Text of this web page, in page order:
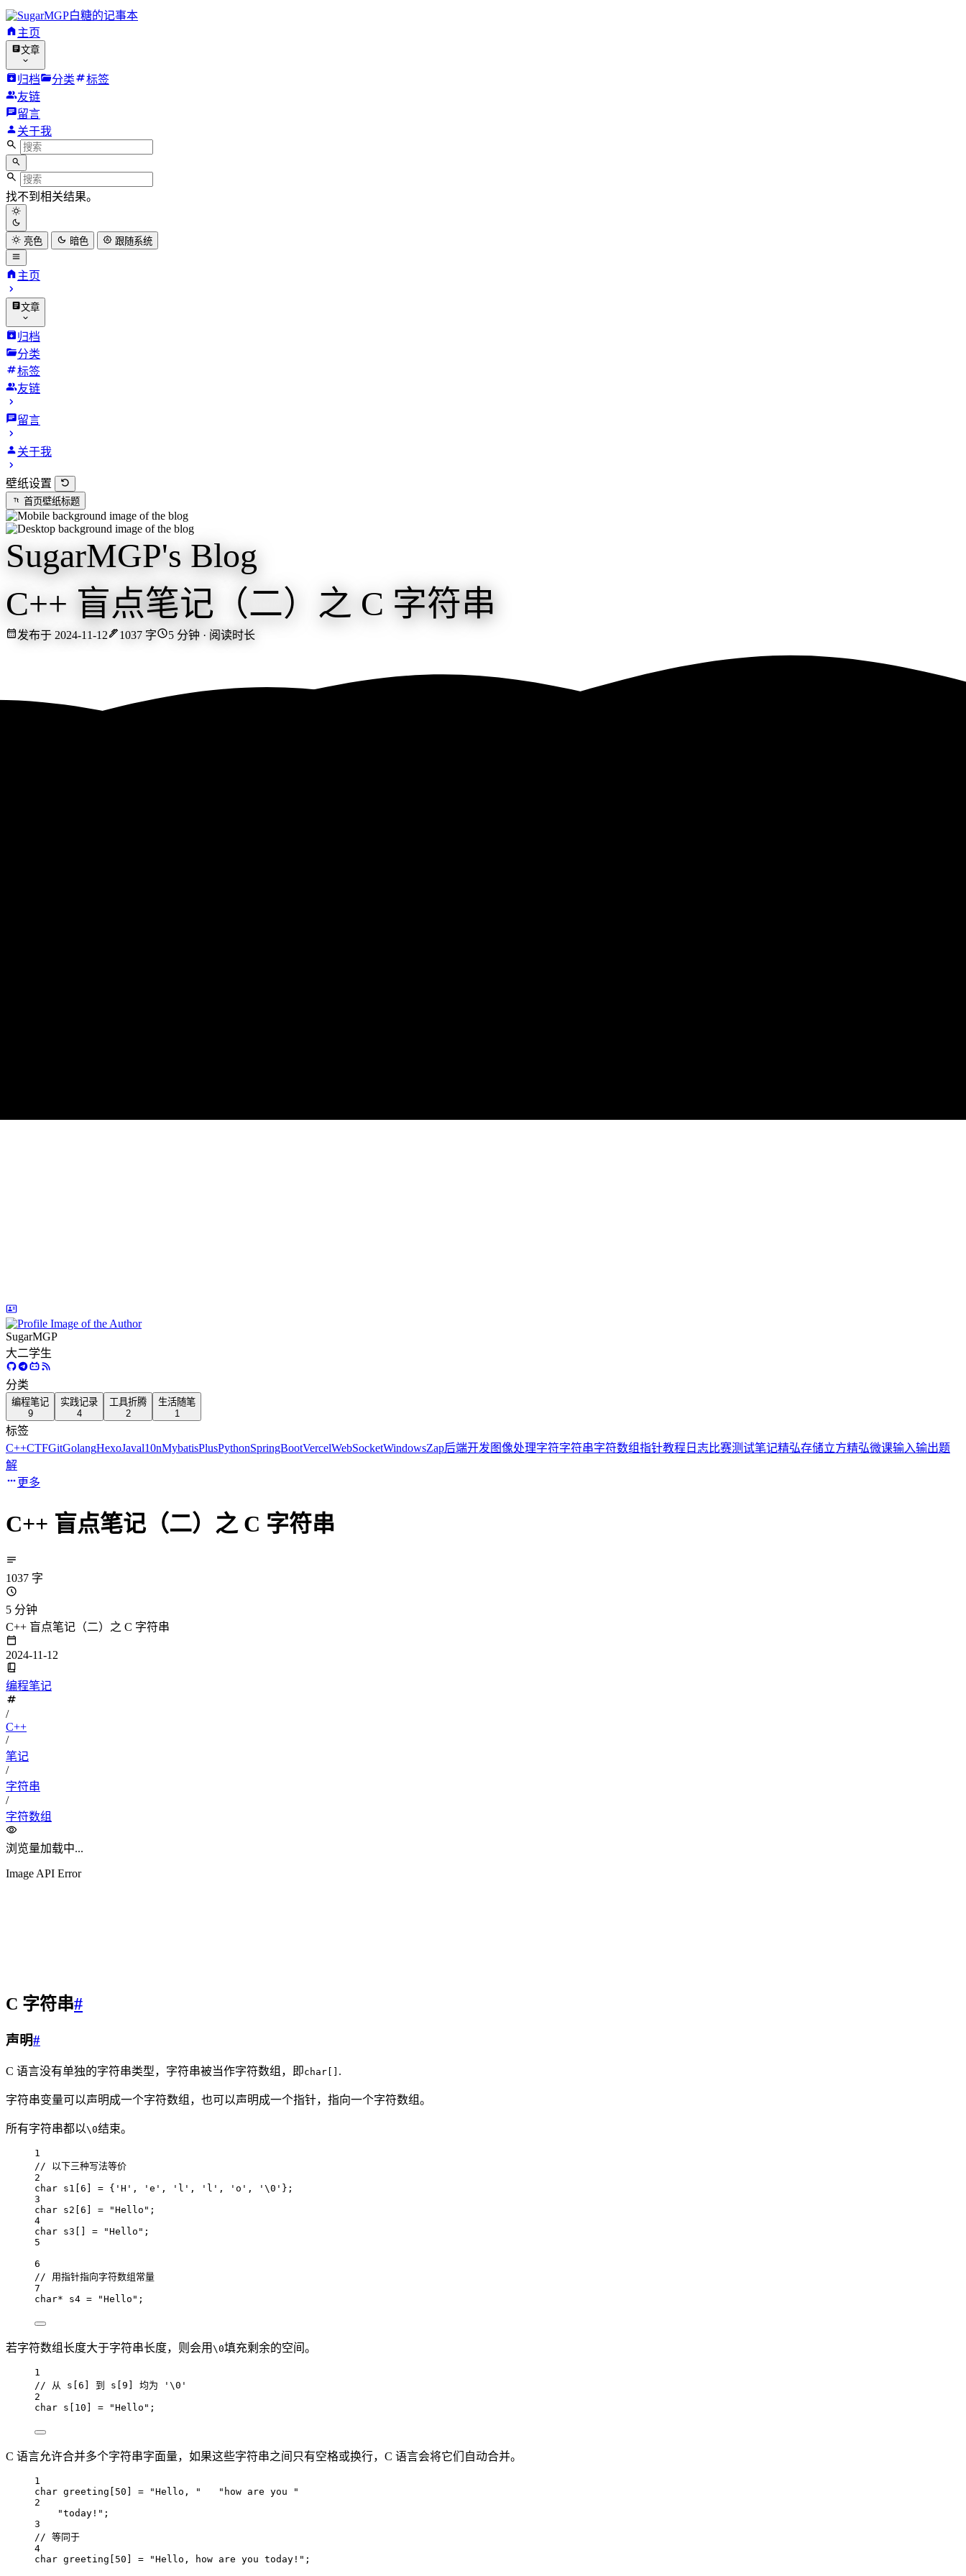
白糖的记事本
主页
文章
归档 分类
标签
友链
留言
关于我
找不到相关结果。
亮色 暗色 跟随系统
主页
文章
归档
分类
标签
友链
留言
关于我
壁纸设置
首页壁纸标题
SugarMGP's Blog
C++ 盲点笔记（二）之 C 字符串
发布于 2024-11-12 1037 字 5 分钟 · 阅读时长
SugarMGP
大二学生
分类
编程笔记
9
实践记录
4
工具折腾
2
生活随笔
1
标签
C++CTFGitGolangHexoJaval10nMybatisPlusPythonSpringBootVercelWebSocketWindowsZap后端开发 图像处理字符字符串字符数组指针教程 日志比赛测试笔记精弘存储立方精弘微课输入输出题
解
更多
C++ 盲点笔记（二）之 C 字符串
1037 字
5 分钟
C++ 盲点笔记（二）之 C 字符串
2024-11-12
编程笔记
/
C++
/
笔记
/
字符串
/
字符数组
浏览量加载中...
Image API Error
C 字符串#
声明#
C 语言没有单独的字符串类型，字符串被当作字符数组，即char[] .
字符串变量可以声明成一个字符数组，也可以声明成一个指针，指向一个字符数组。
所有字符串都以\0结束。
1
// 以下三种写法等价
2
char s1 6 = { 'H' , 'e' , 'l' , 'l' , 'o' , ' \0 ' };
3
char s2 6 = "Hello" ;
4
char s3[] = "Hello" ;
5
6
// 用指针指向字符数组常量
7
char* s4 = "Hello" ;
若字符数组长度大于字符串长度，则会用 \0填充剩余的空间。
1
// 从 s[6] 到 s[9] 均为 '\0'
2
char s 10 = "Hello" ;
C 语言允许合并多个字符串字面量，如果这些字符串之间只有空格或换行，C 语言会将它们自动合并。
1
char greeting 50 = "Hello, "
"how are you "
2
"today!" ;
3
// 等同于
4
char greeting 50 = "Hello, how are you today!" ;